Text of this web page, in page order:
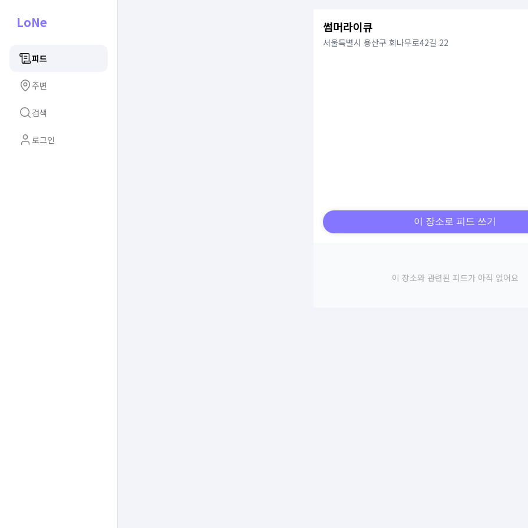
LoNe
피드
주변
검색
로그인
썸머라이큐
서울특별시 용산구 회나무로42길 22
이 장소로 피드 쓰기
이 장소와 관련된 피드가 아직 없어요